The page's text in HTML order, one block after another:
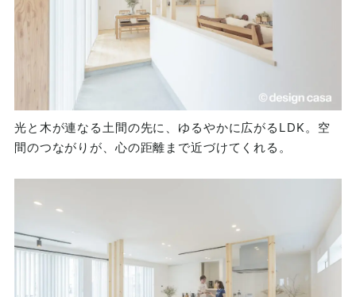
光と木が連なる土間の先に、ゆるやかに広がるLDK。空
間のつながりが、心の距離まで近づけてくれる。